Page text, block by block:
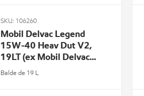
SKU: 106260
Mobil Delvac Legend
15W-40 Heav Dut V2,
19LT (ex Mobil Delvac
1200)
Balde de 19 L